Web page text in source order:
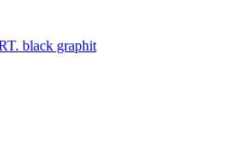
black graphit